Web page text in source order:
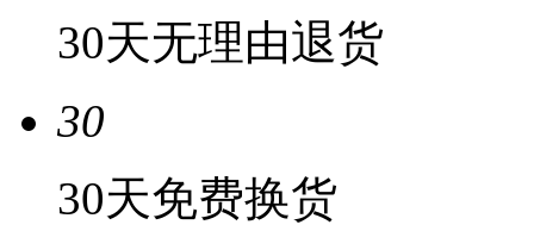
30天无理由退货
30
30天免费换货